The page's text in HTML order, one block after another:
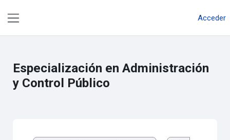
Acceder
Especialización en Administración
y Control Público